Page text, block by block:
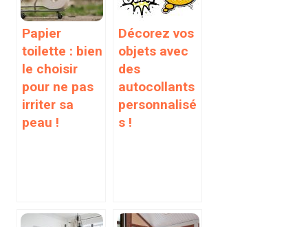
Papier
toilette : bien
le choisir
pour ne pas
irriter sa
peau !
Décorez vos
objets avec
des
autocollants
personnalisé
s !